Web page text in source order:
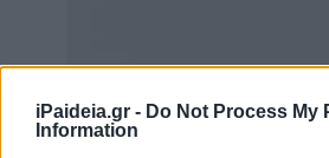
iPaideia.gr - Do Not Process My
Information